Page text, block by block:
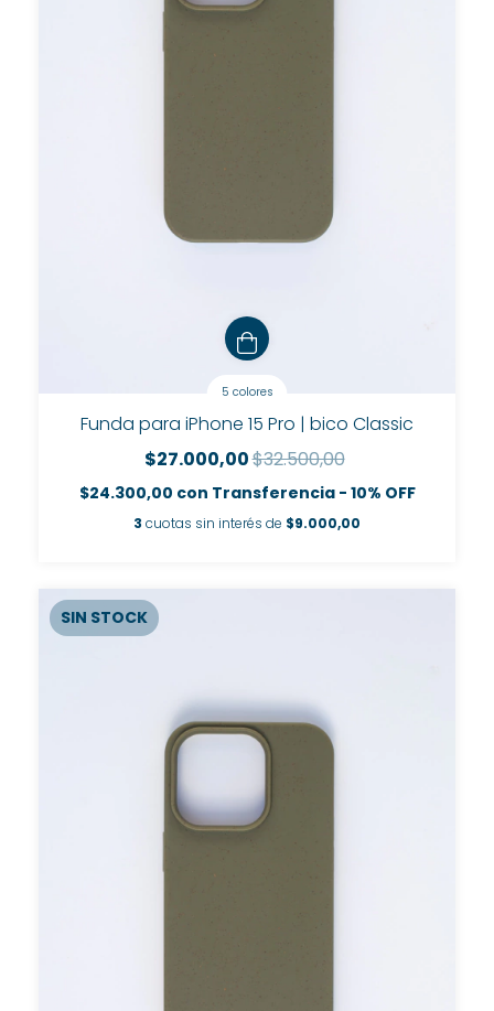
5 colores
Funda para iPhone 15 Pro | bico Classic
$27.000,00$32.500,00
$24.300,00 con Transferencia - 10% OFF
3 cuotas sin interés de $9.000,00
SIN STOCK